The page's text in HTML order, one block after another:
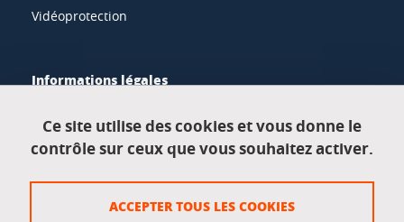
Vidéoprotection
Informations légales
Données personnelles
Crédits
Ce site utilise des cookies et vous donne le
contrôle sur ceux que vous souhaitez activer.
ACCEPTER TOUS LES COOKIES